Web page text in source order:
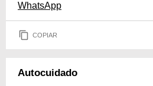
WhatsApp
COPIAR
Autocuidado